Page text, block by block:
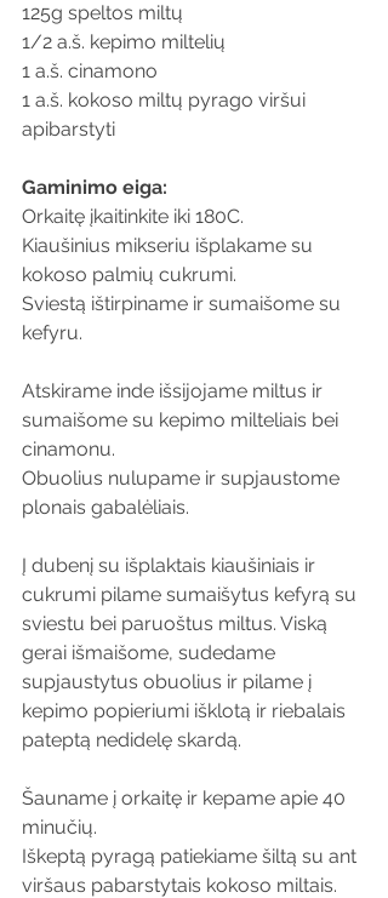
125g speltos miltų
1/2 a.š. kepimo miltelių
1 a.š. cinamono
1 a.š. kokoso miltų pyrago viršui
apibarstyti
Gaminimo eiga:
Orkaitę įkaitinkite iki 180C.
Kiaušinius mikseriu išplakame su
kokoso palmių cukrumi.
Sviestą ištirpiname ir sumaišome su
kefyru.
Atskirame inde išsijojame miltus ir
sumaišome su kepimo milteliais bei
cinamonu.
Obuolius nulupame ir supjaustome
plonais gabalėliais.
Į dubenį su išplaktais kiaušiniais ir
cukrumi pilame sumaišytus kefyrą su
sviestu bei paruoštus miltus. Viską
gerai išmaišome, sudedame
supjaustytus obuolius ir pilame į
kepimo popieriumi išklotą ir riebalais
pateptą nedidelę skardą.
Šauname į orkaitę ir kepame apie 40
minučių.
Iškeptą pyragą patiekiame šiltą su ant
viršaus pabarstytais kokoso miltais.